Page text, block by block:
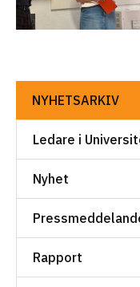
NYHETSARKIV
Ledare i
Nyhet
Rapport